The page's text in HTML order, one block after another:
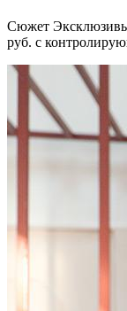
Сюжет Эксклюзивы
руб. с